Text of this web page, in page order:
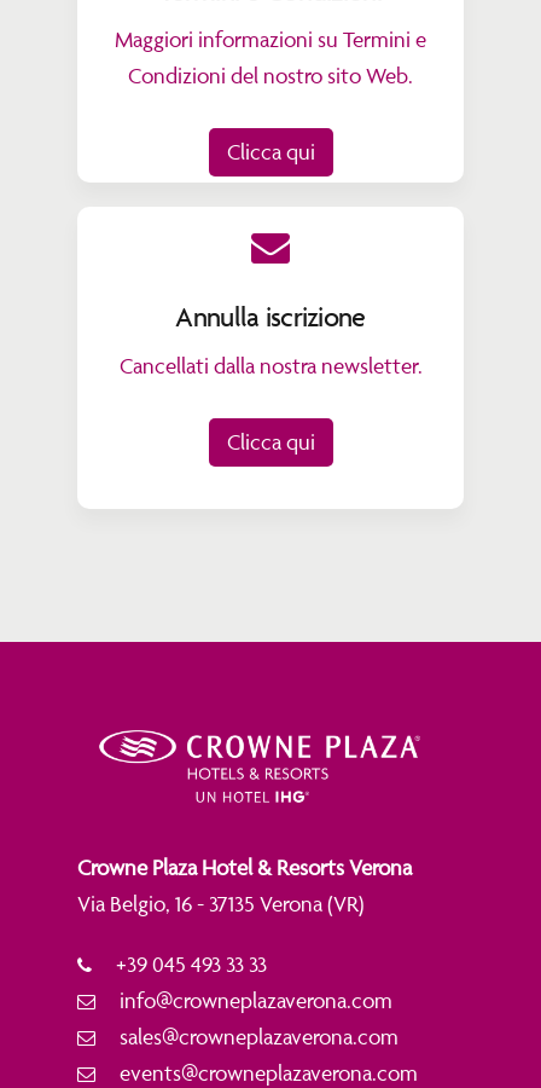
Maggiori informazioni su Termini e
Condizioni del nostro sito Web.
Clicca qui
Annulla iscrizione
Cancellati dalla nostra newsletter.
Clicca qui
Crowne Plaza Hotel & Resorts Verona
Via Belgio, 16 - 37135 Verona (VR)
+39 045 493 33 33
info@crowneplazaverona.com
sales@crowneplazaverona.com
events@crowneplazaverona.com